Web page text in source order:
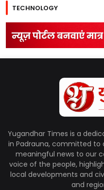
TECHNOLOGY
Yugandhar Times is a
in Padrauna, committed to
meaningful news to our
voice of the people,
local developments and
and